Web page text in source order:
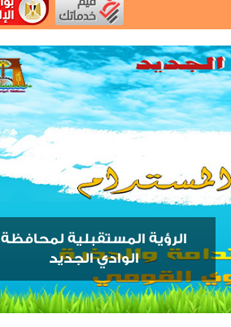
الرؤية المستقبلية لمحافظة
الوادي الجديد